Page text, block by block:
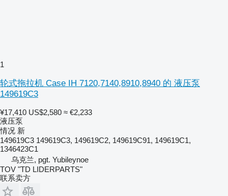
1
轮式拖拉机 Case IH 7120,7140,8910,8940 的 液压泵
149619C3
¥17,410 US$2,580 ≈ €2,233
液压泵
情况 新
149619C3 149619C3, 149619C2, 149619C91, 149619C1,
1346423C1
乌克兰, pgt. Yubileynoe
TOV "TD LIDERPARTS"
联系卖方